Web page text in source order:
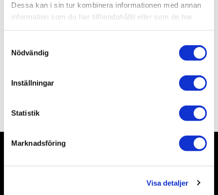
Dessa kan i sin tur kombinera informationen med annan
information som du har tillhandahållit eller som de har
Nödvändig
Inställningar
Statistik
Marknadsföring
Visa detaljer
Allmänt
Acrylfärg från Scale 75, innehåller 17 ml.
Burken kommer förseglad och behöver öppnas före
Nyhetsbrev